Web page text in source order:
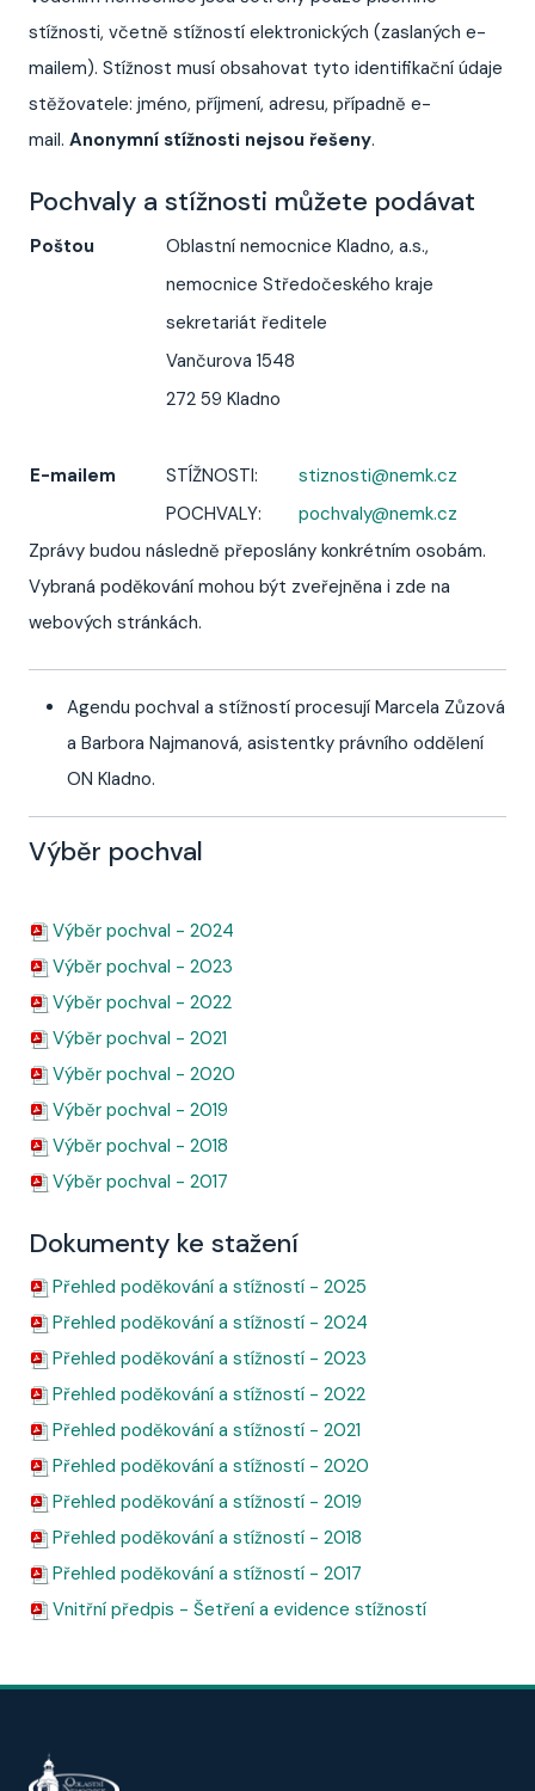
stížnosti, včetně stížností elektronických (zaslaných e-
mailem). Stížnost musí obsahovat tyto identifikační údaje
stěžovatele: jméno, příjmení, adresu, případně e-
mail. Anonymní stížnosti nejsou řešeny.
Pochvaly a stížnosti můžete podávat
Poštou
Oblastní nemocnice Kladno, a.s.,
nemocnice Středočeského kraje
sekretariát ředitele
Vančurova 1548
272 59 Kladno
E-mailem STÍŽNOSTI: stiznosti@nemk.cz
POCHVALY:
pochvaly@nemk.cz
Zprávy budou následně přeposlány konkrétním osobám.
Vybraná poděkování mohou být zveřejněna i zde na
webových stránkách.
Agendu pochval a stížností procesují Marcela Zůzová
a Barbora Najmanová, asistentky právního oddělení
ON Kladno.
Výběr pochval
Výběr pochval - 2024
Výběr pochval - 2023
Výběr pochval - 2022
Výběr pochval - 2021
Výběr pochval - 2020
Výběr pochval - 2019
Výběr pochval - 2018
Výběr pochval - 2017
Dokumenty ke stažení
Přehled poděkování a stížností - 2025
Přehled poděkování a stížností - 2024
Přehled poděkování a stížností - 2023
Přehled poděkování a stížností - 2022
Přehled poděkování a stížností - 2021
Přehled poděkování a stížností - 2020
Přehled poděkování a stížností - 2019
Přehled poděkování a stížností - 2018
Přehled poděkování a stížností - 2017
Vnitřní předpis - Šetření a evidence stížností